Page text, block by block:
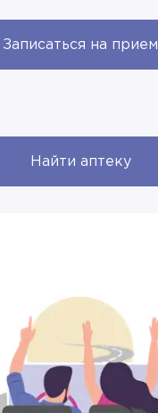
Записаться на прием
Найти аптеку